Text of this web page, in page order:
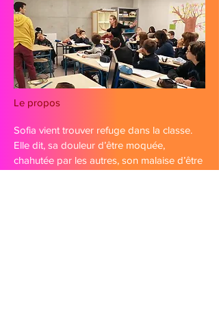
Le propos
Sofia vient trouver refuge dans la classe.
Elle dit, sa douleur d’être moquée,
chahutée par les autres, son malaise d’être